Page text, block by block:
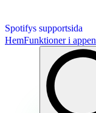
Spotifys supportsida
HemFunktioner i appen